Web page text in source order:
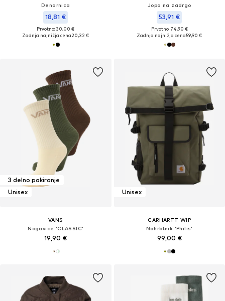
Denarnica
18,81 €
Prvotno: 30,00 €
Zadnja najnižja cena20,32 €
Jopa na zadrgo
53,91 €
Prvotno: 74,90 €
Zadnja najnižja cena59,90 €
3 delno pakiranje
Unisex
VANS
Nogavice 'CLASSIC'
19,90 €
Unisex
CARHARTT WIP
Nahrbtnik 'Philis'
99,00 €